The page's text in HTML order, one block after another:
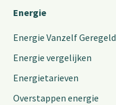
Energie
Energie Vanzelf Geregeld
Energie vergelijken
Energietarieven
Overstappen energie